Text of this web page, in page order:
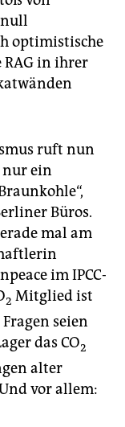
optimistische
in ihrer
ruft nun
nur ein
Büros.
mal am
im IPCC-
2 Mitglied ist
seien
das CO2
alter
vor allem: